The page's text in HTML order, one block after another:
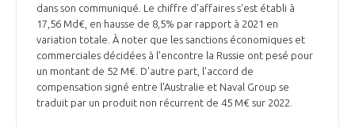
MÉDIATION ET CHARTE D’ENGAGEMENT SUR LES RELATIONS ENTRE
CLIENTS ET FOURNISSEURS
LA MÉDIATION AU-DELÀ DE LA FILIÈRE AÉRONAUTIQUE ET SPATIALE
CHIFFRES CLÉS
LES ENJEUX
dans son communiqué. Le chiffre d'affaires s'est établi à
17,56 Md€, en hausse de 8,5% par rapport à 2021 en
variation totale. À noter que les sanctions économiques et
commerciales décidées à l'encontre la Russie ont pesé pour
un montant de 52 M€. D'autre part, l'accord de
compensation signé entre l'Australie et Naval Group se
traduit par un produit non récurrent de 45 M€ sur 2022.